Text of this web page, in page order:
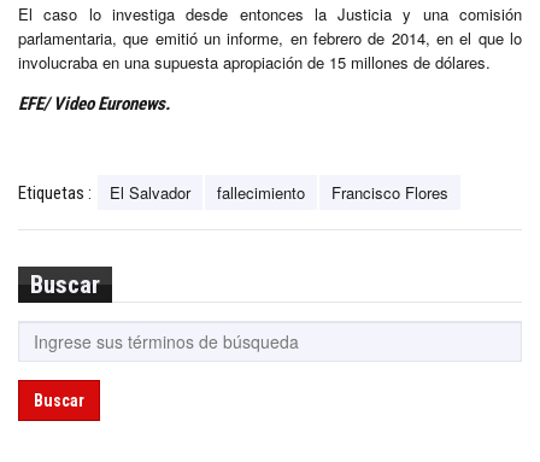
El caso lo investiga desde entonces la Justicia y una comisión
parlamentaria, que emitió un informe, en febrero de 2014, en el que lo
involucraba en una supuesta apropiación de 15 millones de dólares.
EFE/ Video Euronews.
Etiquetas : El Salvador fallecimiento Francisco Flores
Buscar
Buscar